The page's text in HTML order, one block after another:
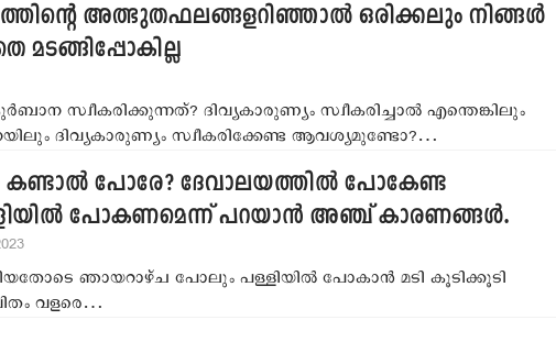
അത്ഭുതഫലങ്ങളറിഞ്ഞാല്‍ ഒരിക്കലും നിങ്ങള്‍
സ്വീകരിക്കുന്നത്? ദിവ്യകാരുണ്യം സ്വീകരിച്ചാല്‍ എന്തെങ്കിലും
ദിവ്യകാരുണ്യം സ്വീകരിക്കേണ്ട ആവശ്യമുണ്ടോ?…
കണ്ടാല്‍ പോരേ? ദേവാലയത്തില്‍ പോകേണ്ട
പോകണമെന്ന് പറയാന്‍ അഞ്ച് കാരണങ്ങള്‍.
ഞായറാഴ്ച പോലും പള്ളിയില്‍ പോകാന്‍ മടി കൂടിക്കൂടി
വളരെ…